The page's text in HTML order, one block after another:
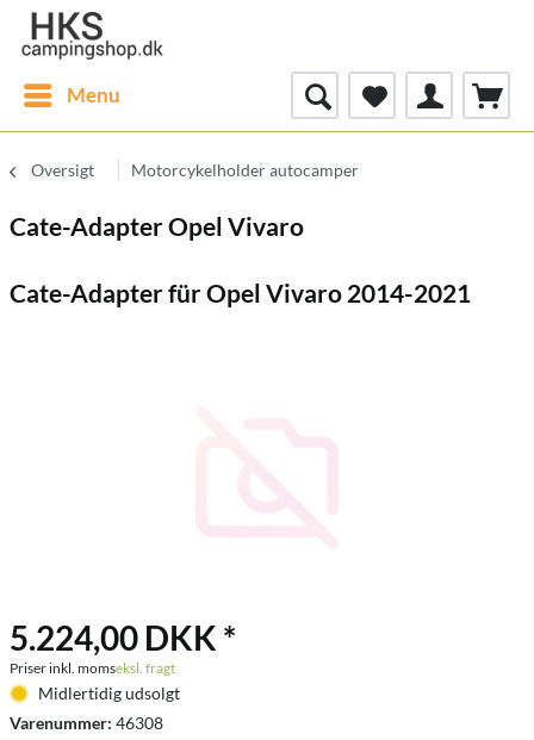
Menu
Oversigt Motorcykelholder autocamper
Cate-Adapter Opel Vivaro
Cate-Adapter für Opel Vivaro 2014-2021
5.224,00 DKK *
Priser inkl. momseksl. fragt
Midlertidig udsolgt
Varenummer: 46308